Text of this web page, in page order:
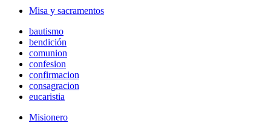
Misa y sacramentos
bautismo
bendición
comunion
confesion
confirmacion
consagracion
eucaristia
Misionero